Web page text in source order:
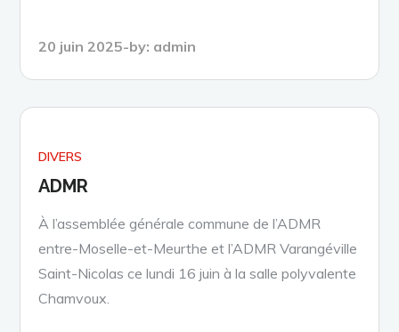
Posted
20 juin 2025 by: admin
DIVERS
ADMR
À l’assemblée générale commune de l’ADMR
entre-Moselle-et-Meurthe et l’ADMR Varangéville
Saint-Nicolas ce lundi 16 juin à la salle polyvalente
Chamvoux.